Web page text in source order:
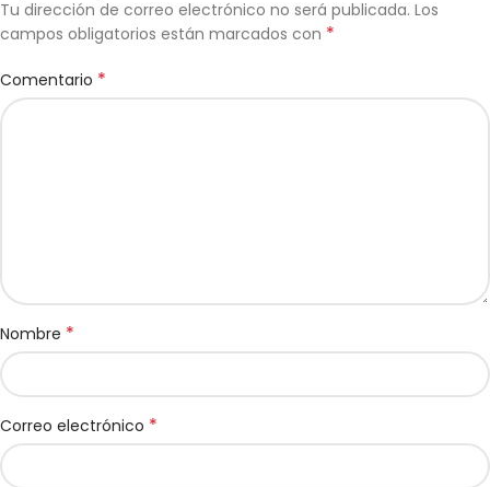
Tu dirección de correo electrónico no será publicada. Los
campos obligatorios están marcados con *
Comentario *
Nombre *
Correo electrónico *